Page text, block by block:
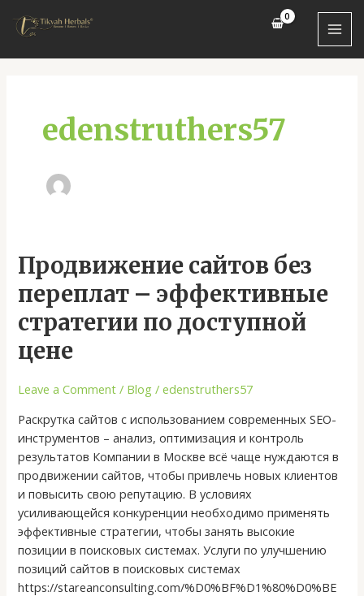
edenstruthers57
Продвижение сайтов без
переплат – эффективные
стратегии по доступной
цене
Leave a Comment / Blog /edenstruthers57
Раскрутка сайтов с использованием современных SEO-
инструментов – анализ, оптимизация и контроль
результатов Компании в Москве всё чаще нуждаются в
продвижении сайтов, чтобы привлечь новых клиентов
и повысить свою репутацию. В условиях
усиливающейся конкуренции необходимо применять
эффективные стратегии, чтобы занять высокие
позиции в поисковых системах. Услуги по улучшению
позиций сайтов в поисковых системах
https://stareanconsulting.com/%D0%BF%D1%80%D0%BE
Продвижение
сайтов
без
переплат
–
эффективные
по
цене